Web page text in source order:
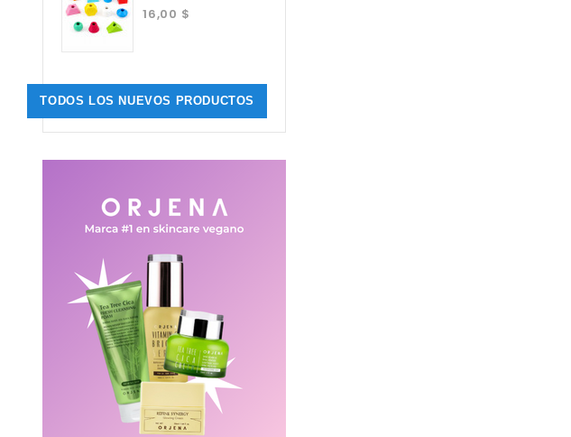
16,00 $
TODOS LOS NUEVOS PRODUCTOS